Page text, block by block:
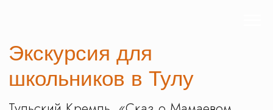
Тульский Кремль, «Сказ о Мамаевом
побоище», русская изба, пряник и
ремесла — от истории к практике
школьников в Тулу